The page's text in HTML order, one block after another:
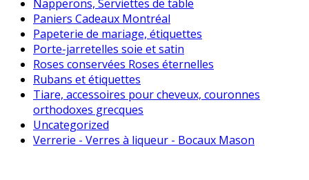
Napperons, Serviettes de table
Paniers Cadeaux Montréal
Papeterie de mariage, étiquettes
Porte-jarretelles soie et satin
Roses conservées Roses éternelles
Rubans et étiquettes
Tiare, accessoires pour cheveux, couronnes
orthodoxes grecques
Uncategorized
Verrerie - Verres à liqueur - Bocaux Mason